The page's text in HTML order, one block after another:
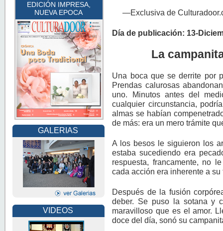
EDICIÓN IMPRESA,
NUEVA EPOCA
GALERIAS
VIDEOS
—Exclusiva de
Día de publicación: 13-
La
Una boca que se derrite por
Prendas calurosas
uno. Minutos antes del
cualquier circunstancia,
almas se habían
de más: era un mero trámite
A los besos le siguieron los
estaba sucediendo era
respuesta, francamente, no
cada acción era inherente a su
Después de la fusión
deber. Se puso la sotana y
maravilloso que es el amor.
doce del día, sonó su